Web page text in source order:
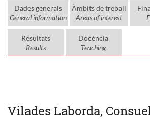
Dades generals
General information
Àmbits de treball
Areas of interest
Resultats
Results
Docència
Teaching
Vilades Laborda,